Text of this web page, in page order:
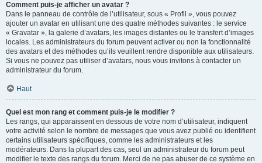
Comment puis-je afficher un avatar ?
Dans le panneau de contrôle de l’utilisateur, sous « Profil », vous pouvez
ajouter un avatar en utilisant une des quatre méthodes suivantes : le service
« Gravatar », la galerie d’avatars, les images distantes ou le transfert d’images
locales. Les administrateurs du forum peuvent activer ou non la fonctionnalité
des avatars et des méthodes qu’ils veuillent rendre disponible aux utilisateurs.
Si vous ne pouvez pas utiliser d’avatars, nous vous invitons à contacter un
administrateur du forum.
Haut
Quel est mon rang et comment puis-je le modifier ?
Les rangs, qui apparaissent en dessous de votre nom d’utilisateur, indiquent
votre activité selon le nombre de messages que vous avez publié ou identifient
certains utilisateurs spécifiques, comme les administrateurs et les
modérateurs. Dans la plupart des cas, seul un administrateur du forum peut
modifier le texte des rangs du forum. Merci de ne pas abuser de ce système en